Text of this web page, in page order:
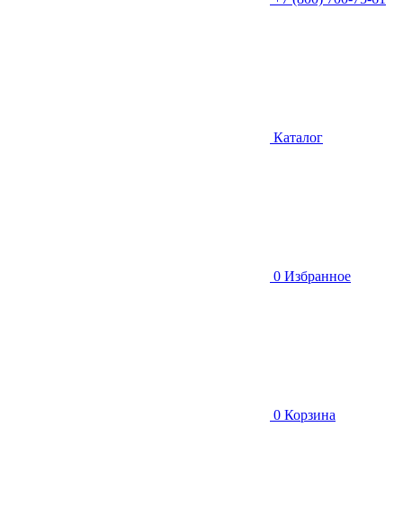
Каталог
0 Избранное
0 Корзина